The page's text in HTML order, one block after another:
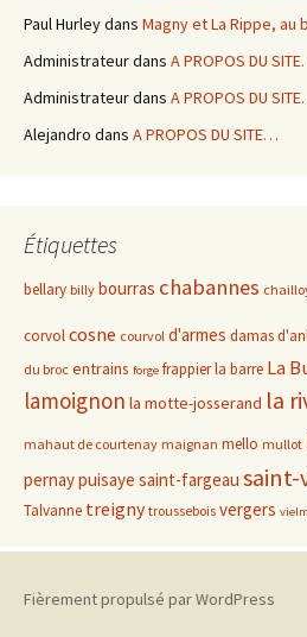
Paul Hurleydans Magny et La Rippe, au
Administrateurdans A PROPOS DU
Administrateurdans A PROPOS DU
Alejandro dans A PROPOS DU SITE…
Étiquettes
bellary billy bourras chabannes
corvolcosne courvol d'armes damas
du broc entrains forge frappierla barre La
lamoignon la motte-josserand la
mahaut de courtenay maignan mello mullot
pernaypuisaye saint-fargeau saint-
Talvanne treigny troussebois vergers
Fièrement propulsé par WordPress